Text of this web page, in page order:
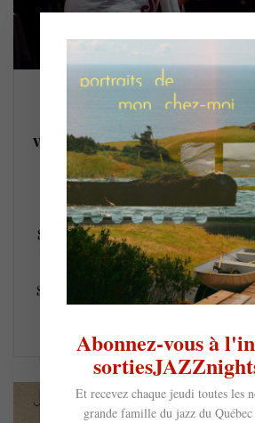
Aguas – le pianiste
violoniste/chanteuse Yilian
rencontre le feu @
11 février 2026
Quand le maître de la composition et
Sosa, rencontre l’énergie créative de
une alchimie rare : celle de l’eau et du
prendra vie sur la musique d’Aguas
Salle de la Place des Arts le 28 février.
Abonnez-vous à
Et recevez chaque jeudi toutes les
grande famille du jazz du